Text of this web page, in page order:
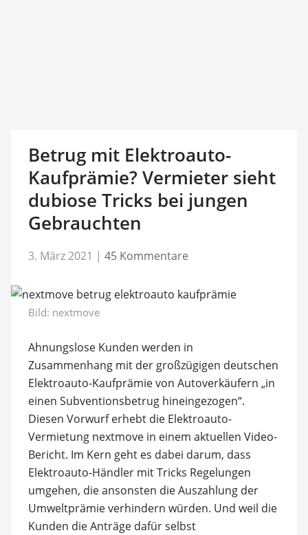
Betrug mit Elektroauto-
Kaufprämie? Vermieter sieht
dubiose Tricks bei jungen
Gebrauchten
3. März 2021 | 45 Kommentare
Bild: nextmove
Ahnungslose Kunden werden in
Zusammenhang mit der großzügigen deutschen
Elektroauto-Kaufprämie von Autoverkäufern „in
einen Subventionsbetrug hineingezogen“.
Diesen Vorwurf erhebt die Elektroauto-
Vermietung nextmove in einem aktuellen Video-
Bericht. Im Kern geht es dabei darum, dass
Elektroauto-Händler mit Tricks Regelungen
umgehen, die ansonsten die Auszahlung der
Umweltprämie verhindern würden. Und weil die
Kunden die Anträge dafür selbst